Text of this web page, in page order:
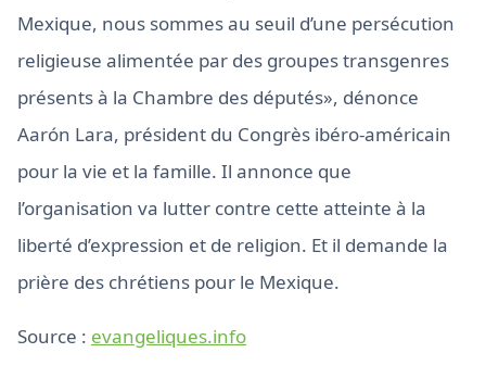
Mexique, nous sommes au seuil d’une persécution
religieuse alimentée par des groupes transgenres
présents à la Chambre des députés», dénonce
Aarón Lara, président du Congrès ibéro-américain
pour la vie et la famille. Il annonce que
l’organisation va lutter contre cette atteinte à la
liberté d’expression et de religion. Et il demande la
prière des chrétiens pour le Mexique.
Source : evangeliques.info